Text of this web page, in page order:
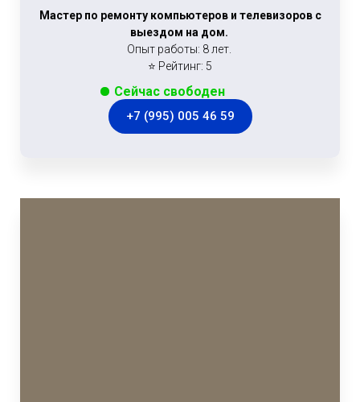
Мастер по ремонту компьютеров и телевизоров с
выездом на дом.
Опыт работы: 8 лет.
⭐ Рейтинг: 5
Сейчас свободен
+7 (995) 005 46 59